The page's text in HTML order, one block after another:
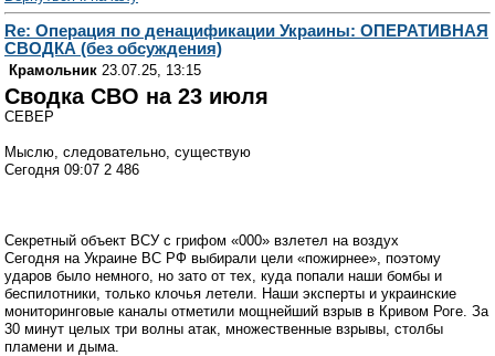
Re: Операция по денацификации Украины: ОПЕРАТИВНАЯ
СВОДКА (без обсуждения)
Крамольник 23.07.25, 13:15
Сводка СВО на 23 июля
CEВЕР
Мыслю, следовательно, существую
Сегодня 09:07 2 486
Секретный объект ВСУ с грифом «000» взлетел на воздух
Сегодня на Украине ВС РФ выбирали цели «пожирнее», поэтому
ударов было немного, но зато от тех, куда попали наши бомбы и
беспилотники, только клочья летели. Наши эксперты и украинские
мониторинговые каналы отметили мощнейший взрыв в Кривом Роге. За
30 минут целых три волны атак, множественные взрывы, столбы
пламени и дыма.